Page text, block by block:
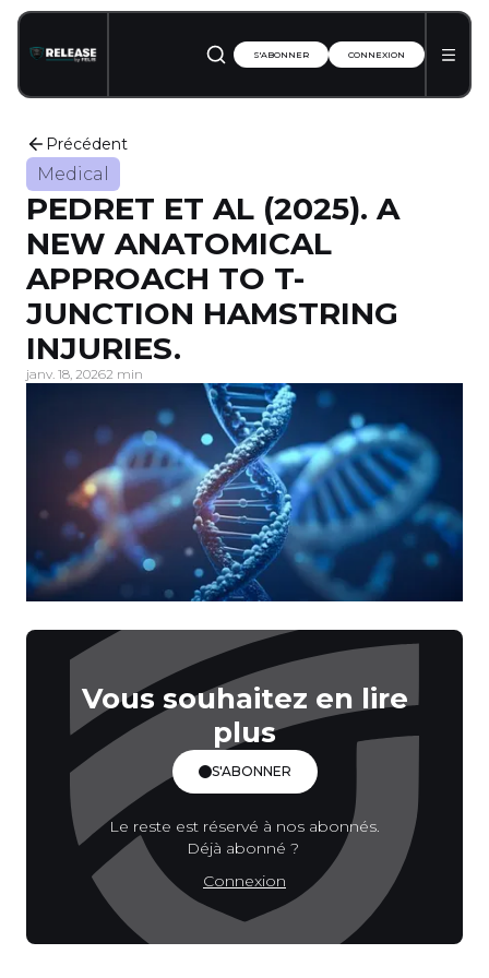
S'ABONNER CONNEXION
Précédent
Medical
PEDRET ET AL (2025). A
NEW ANATOMICAL
APPROACH TO T-
JUNCTION HAMSTRING
INJURIES.
janv. 18, 20262 min
Vous souhaitez en lire
plus
S'ABONNER
Le reste est réservé à nos abonnés.
Déjà abonné ?
Connexion